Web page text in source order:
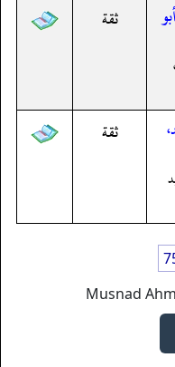
ثقة
ثقة
Musnad